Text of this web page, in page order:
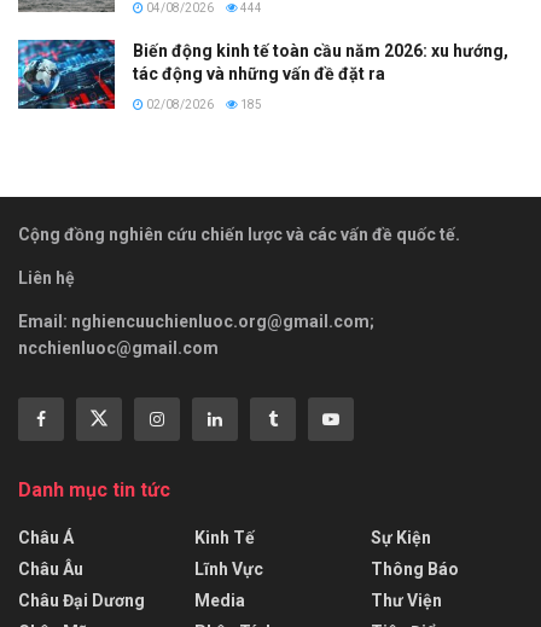
04/08/2026 444
Biến động kinh tế toàn cầu năm 2026: xu hướng,
tác động và những vấn đề đặt ra
02/08/2026 185
Cộng đồng nghiên cứu chiến lược và các vấn đề quốc tế.
Liên hệ
Email: nghiencuuchienluoc.org@gmail.com;
ncchienluoc@gmail.com
Danh mục tin tức
Châu Á
Châu Âu
Châu Đại Dương
Kinh Tế
Lĩnh Vực
Media
Sự Kiện
Thông Báo
Thư Viện